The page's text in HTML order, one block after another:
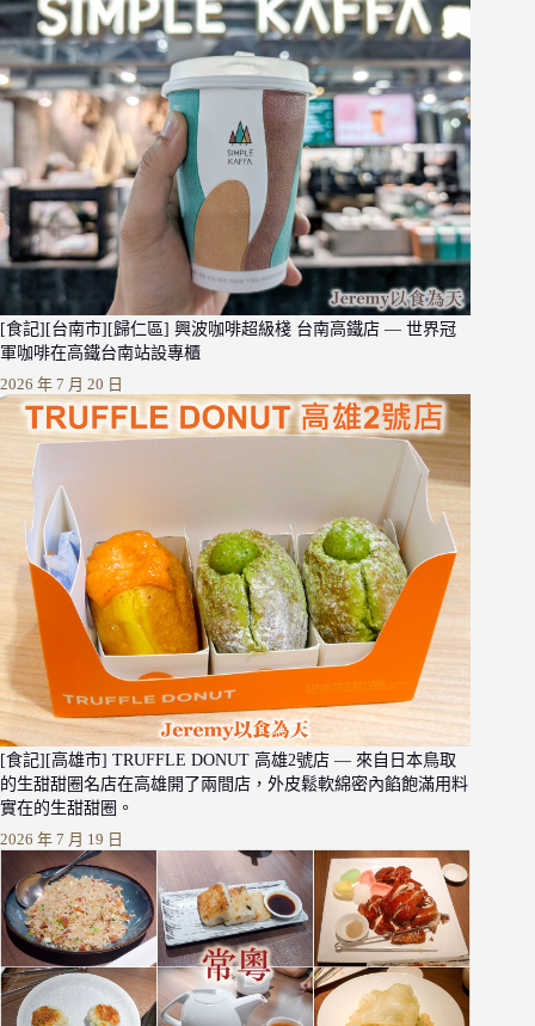
[食記][台南市][歸仁區] 興波咖啡超級棧 台南高鐵店 — 世界冠
軍咖啡在高鐵台南站設專櫃
2026 年 7 月 20 日
[食記][高雄市] TRUFFLE DONUT 高雄2號店 — 來自日本鳥取
的生甜甜圈名店在高雄開了兩間店，外皮鬆軟綿密內餡飽滿用料
實在的生甜甜圈。
2026 年 7 月 19 日